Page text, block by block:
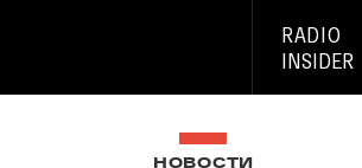
RADIO
INSIDER
НОВОСТИ